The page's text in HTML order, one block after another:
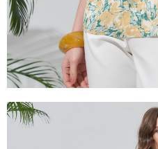
３．未成年的使用者請事先徵得法定
「AFTEE先享後付」，若未經同意申
任。
４．使用「AFTEE先享後付」時，將
時審查核予不同之上限額度；若仍有
請求用戶進行身份認證。
５．嚴禁一人註冊多個帳號或使用他